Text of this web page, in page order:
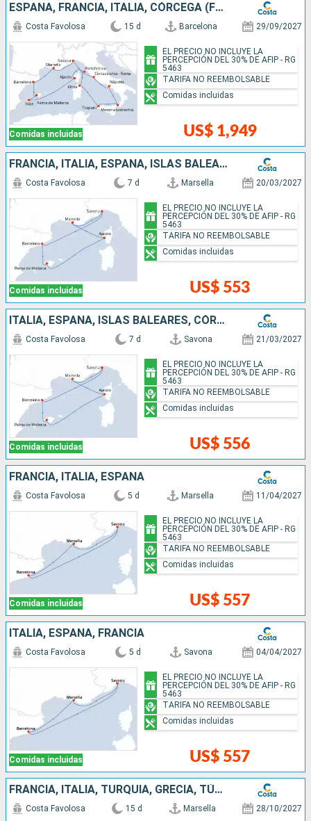
ESPAÑA, FRANCIA, ITALIA, CÓRCEGA (FRANCIA), ISLAS BALEARES
Comidas incluidas
Costa Favolosa 15 d Barcelona 29/09/2027
US$ 1,949
EL PRECIO NO INCLUYE LA
PERCEPCIÓN DEL 30% DE AFIP - RG
5463
TARIFA NO REEMBOLSABLE
Comidas incluidas
FRANCIA, ITALIA, ESPAÑA, ISLAS BALEARES, CÓRCEGA (FRANCIA)
Comidas incluidas
Costa Favolosa 7 d Marsella 20/03/2027
US$ 553
EL PRECIO NO INCLUYE LA
PERCEPCIÓN DEL 30% DE AFIP - RG
5463
TARIFA NO REEMBOLSABLE
Comidas incluidas
ITALIA, ESPAÑA, ISLAS BALEARES, CÓRCEGA (FRANCIA), FRANCIA
Comidas incluidas
Costa Favolosa 7 d Savona 21/03/2027
US$ 556
EL PRECIO NO INCLUYE LA
PERCEPCIÓN DEL 30% DE AFIP - RG
5463
TARIFA NO REEMBOLSABLE
Comidas incluidas
FRANCIA, ITALIA, ESPAÑA
Comidas incluidas
Costa Favolosa 5 d Marsella 11/04/2027
US$ 557
EL PRECIO NO INCLUYE LA
PERCEPCIÓN DEL 30% DE AFIP - RG
5463
TARIFA NO REEMBOLSABLE
Comidas incluidas
ITALIA, ESPAÑA, FRANCIA
Comidas incluidas
Costa Favolosa 5 d Savona 04/04/2027
US$ 557
EL PRECIO NO INCLUYE LA
PERCEPCIÓN DEL 30% DE AFIP - RG
5463
TARIFA NO REEMBOLSABLE
Comidas incluidas
FRANCIA, ITALIA, TURQUÍA, GRECIA, TÚNEZ, ESPAÑA
Costa Favolosa 15 d Marsella 28/10/2027